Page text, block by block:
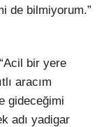
de bilmiyorum.”
bir yere
aracım
gideceğimi
adı yadigar